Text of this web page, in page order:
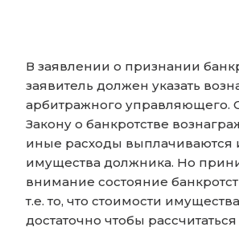
В заявлении о признании
заявитель должен указать
арбитражного управляющего.
Закону о банкротстве
иные расходы выплачиваются
имущества должника. Но
внимание состояние
т.е. то, что стоимости
достаточно чтобы